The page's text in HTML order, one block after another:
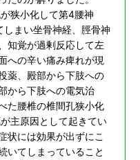
狭小化して第4腰神
まい坐骨神経、脛骨神
知覚が過剰反応して左
への辛い痛み痺れが現
薬、殿部から下肢への
から下肢への電気治
た腰椎の椎間孔狭小化
主原因として起きてい
状には効果が出ずにこ
いてしまっていること